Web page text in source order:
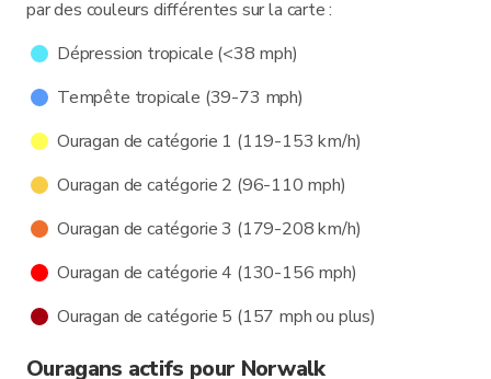
par des couleurs différentes sur la carte :
Dépression tropicale (<38 mph)
Tempête tropicale (39-73 mph)
Ouragan de catégorie 1 (119-153 km/h)
Ouragan de catégorie 2 (96-110 mph)
Ouragan de catégorie 3 (179-208 km/h)
Ouragan de catégorie 4 (130-156 mph)
Ouragan de catégorie 5 (157 mph ou plus)
Ouragans actifs pour Norwalk